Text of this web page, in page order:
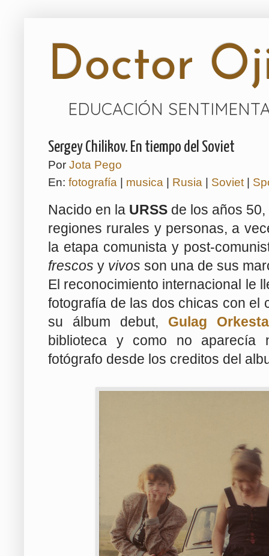
Doctor
EDUCACIÓN
Sergey Chilikov. En tiempo del Soviet
Por Jota Pego
En: fotografía musica Rusia Soviet
Nacido en la URSS de los años
regiones rurales y personas, a
la etapa comunista y post-
frescos y vivos son una de sus
El reconocimiento internacional le
fotografía de las dos chicas con el
su álbum debut, Gulag
biblioteca y como no aparecía
fotógrafo desde los creditos del